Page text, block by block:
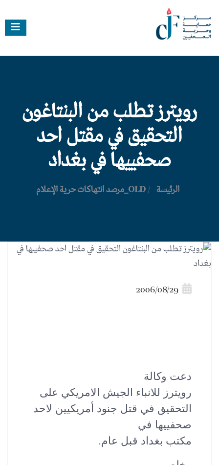
رويترز تطلب من البنتاغون
التحقيق في مقتل احد
صحفييها في بغداد
الرئيسة /OLD_مرصد انتهاكات حرية الإعلام
2006/08/29
دعت وكالة
رويترز للانباء الجيش الامريكي على
التحقيق في قتل جنود أمريكيين لاحد
صحفييها في
مكتب بغداد قبل عام.